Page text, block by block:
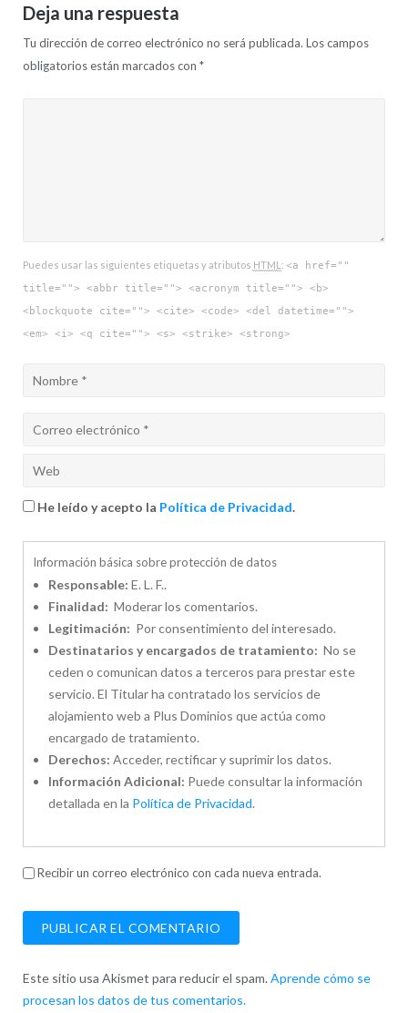
Deja una respuesta
Tu dirección de correo electrónico no será publicada. Los campos
obligatorios están marcados con *
Puedes usar las siguientes etiquetas y atributos HTML : <a href=""
title=""> <abbr title=""> <acronym title=""> <b>
<blockquote cite=""> <cite> <code> <del datetime="">
<em> <i> <q cite=""> <s> <strike> <strong>
He leído y acepto la Política de Privacidad.
Información básica sobre protección de datos
Responsable: E. L. F..
Finalidad: Moderar los comentarios.
Legitimación: Por consentimiento del interesado.
Destinatarios y encargados de tratamiento: No se
ceden o comunican datos a terceros para prestar este
servicio. El Titular ha contratado los servicios de
alojamiento web a Plus Dominios que actúa como
encargado de tratamiento.
Derechos: Acceder, rectificar y suprimir los datos.
Información Adicional: Puede consultar la información
detallada en la Política de Privacidad.
Recibir un correo electrónico con cada nueva entrada.
Este sitio usa Akismet para reducir el spam. Aprende cómo se
procesan los datos de tus comentarios.